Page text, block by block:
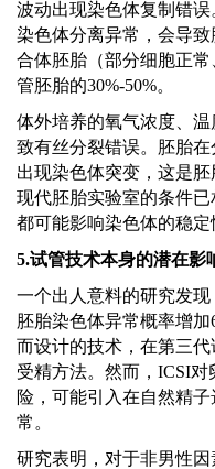
波动出现染色体复制错误
染色体分离异常，会导
合体胚胎（部分细胞正
管胚胎的30%-50%。
体外培养的氧气浓度、
致有丝分裂错误。胚胎
出现染色体突变，这是
现代胚胎实验室的条件
都可能影响染色体的稳定
5.试管技术本身的潜在
一个出人意料的研究发现
胚胎染色体异常概率增
而设计的技术，在第三
受精方法。然而，ICSI
险，可能引入在自然精
常。
研究表明，对于非男性